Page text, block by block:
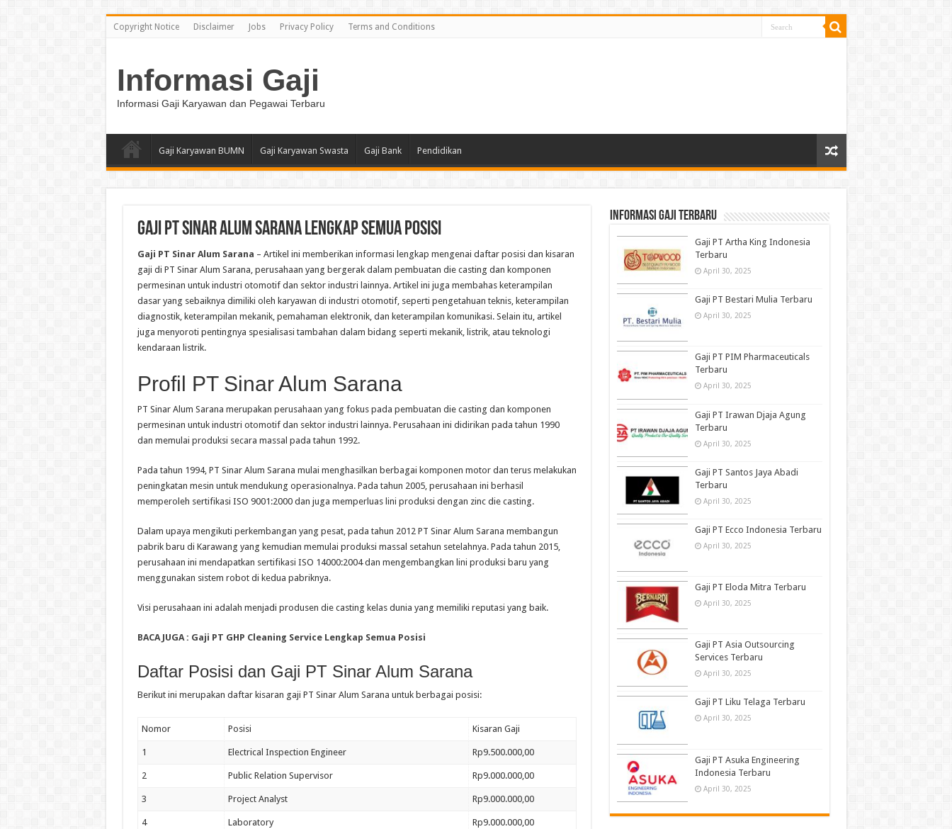
Copyright Notice Disclaimer Jobs Privacy Policy Terms and Conditions
Informasi Gaji
Informasi Gaji Karyawan dan Pegawai Terbaru
Gaji Karyawan BUMN Gaji Karyawan Swasta Gaji Bank Pendidikan
Gaji PT Sinar Alum Sarana Lengkap Semua Posisi
Gaji PT Sinar Alum Sarana – Artikel ini memberikan informasi lengkap mengenai daftar posisi dan kisaran
gaji di PT Sinar Alum Sarana, perusahaan yang bergerak dalam pembuatan die casting dan komponen
permesinan untuk industri otomotif dan sektor industri lainnya. Artikel ini juga membahas keterampilan
dasar yang sebaiknya dimiliki oleh karyawan di industri otomotif, seperti pengetahuan teknis, keterampilan
diagnostik, keterampilan mekanik, pemahaman elektronik, dan keterampilan komunikasi. Selain itu, artikel
juga menyoroti pentingnya spesialisasi tambahan dalam bidang seperti mekanik, listrik, atau teknologi
kendaraan listrik.
Profil PT Sinar Alum Sarana
PT Sinar Alum Sarana merupakan perusahaan yang fokus pada pembuatan die casting dan komponen
permesinan untuk industri otomotif dan sektor industri lainnya. Perusahaan ini didirikan pada tahun 1990
dan memulai produksi secara massal pada tahun 1992.
Pada tahun 1994, PT Sinar Alum Sarana mulai menghasilkan berbagai komponen motor dan terus melakukan
peningkatan mesin untuk mendukung operasionalnya. Pada tahun 2005, perusahaan ini berhasil
memperoleh sertifikasi ISO 9001:2000 dan juga memperluas lini produksi dengan zinc die casting.
Dalam upaya mengikuti perkembangan yang pesat, pada tahun 2012 PT Sinar Alum Sarana membangun
pabrik baru di Karawang yang kemudian memulai produksi massal setahun setelahnya. Pada tahun 2015,
perusahaan ini mendapatkan sertifikasi ISO 14000:2004 dan mengembangkan lini produksi baru yang
menggunakan sistem robot di kedua pabriknya.
Visi perusahaan ini adalah menjadi produsen die casting kelas dunia yang memiliki reputasi yang baik.
BACA JUGA : Gaji PT GHP Cleaning Service Lengkap Semua Posisi
Daftar Posisi dan Gaji PT Sinar Alum Sarana
Berikut ini merupakan daftar kisaran gaji PT Sinar Alum Sarana untuk berbagai posisi:
Nomor Posisi Kisaran Gaji
1 Electrical Inspection Engineer Rp9.500.000,00
2 Public Relation Supervisor Rp9.000.000,00
3 Project Analyst Rp9.000.000,00
4 Laboratory Rp9.000.000,00
informasi gaji terbaru
Gaji PT Artha King Indonesia
Terbaru
April 30, 2025
Gaji PT Bestari Mulia Terbaru
April 30, 2025
Gaji PT PIM Pharmaceuticals
Terbaru
April 30, 2025
Gaji PT Irawan Djaja Agung
Terbaru
April 30, 2025
Gaji PT Santos Jaya Abadi
Terbaru
April 30, 2025
Gaji PT Ecco Indonesia Terbaru
April 30, 2025
Gaji PT Eloda Mitra Terbaru
April 30, 2025
Gaji PT Asia Outsourcing
Services Terbaru
April 30, 2025
Gaji PT Liku Telaga Terbaru
April 30, 2025
Gaji PT Asuka Engineering
Indonesia Terbaru
April 30, 2025